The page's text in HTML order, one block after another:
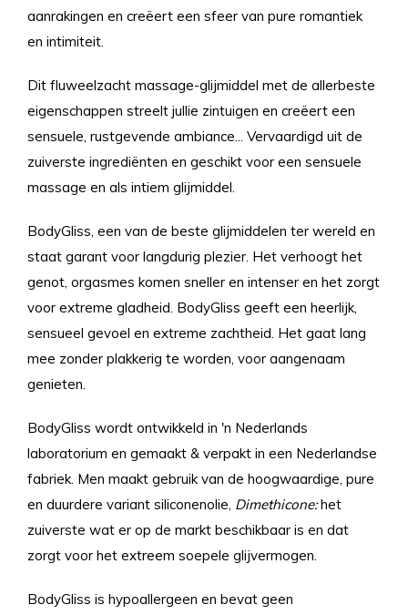
aanrakingen en creëert een sfeer van pure romantiek
en intimiteit.
Dit fluweelzacht massage-glijmiddel met de allerbeste
eigenschappen streelt jullie zintuigen en creëert een
sensuele, rustgevende ambiance... Vervaardigd uit de
zuiverste ingrediënten en geschikt voor een sensuele
massage en als intiem glijmiddel.
BodyGliss, een van de beste glijmiddelen ter wereld en
staat garant voor langdurig plezier. Het verhoogt het
genot, orgasmes komen sneller en intenser en het zorgt
voor extreme gladheid. BodyGliss geeft een heerlijk,
sensueel gevoel en extreme zachtheid. Het gaat lang
mee zonder plakkerig te worden, voor aangenaam
genieten.
BodyGliss wordt ontwikkeld in 'n Nederlands
laboratorium en gemaakt & verpakt in een Nederlandse
fabriek. Men maakt gebruik van de hoogwaardige, pure
en duurdere variant siliconenolie, Dimethicone:het
zuiverste wat er op de markt beschikbaar is en dat
zorgt voor het extreem soepele glijvermogen.
BodyGliss is hypoallergeen en bevat geen